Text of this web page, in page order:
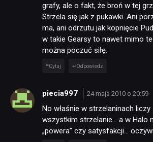
grafy, ale o fakt, że broń w tej
Strzela się jak z pukawki. Ani
ma, ani odrzutu jak kopnięcie
w takie Gearsy to nawet mimo
można poczuć siłę.
Cytuj Odpowiedz
piecia997 24 maja 2010 o 20:59
No właśnie w strzelaninach liczy
wszystkim strzelanie… a w Halo
„powera” czy satysfakcji…